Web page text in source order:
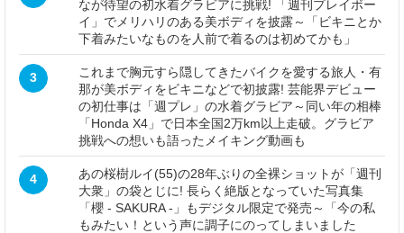
なが待望の初水着グラビアに挑戦! 「週刊プレイボー
イ」でメリハリのある美ボディを披露～「ビキニとか
下着みたいなものを人前で着るのは初めてかも」
3
これまで胸元すら隠してきたバイクを愛する旅人・有
那が美ボディをビキニなどで初披露! 芸能界デビュー
の初仕事は「週プレ」の水着グラビア～同い年の相棒
「Honda X4」で日本全国2万km以上走破。グラビア
挑戦への想いも語ったメイキング動画も
4
あの桜樹ルイ(55)の28年ぶりの全裸ショットが「週刊
大衆」の袋とじに! 長らく絶版となっていた写真集
「櫻 - SAKURA -」もデジタル限定で発売～「今の私
もみたい！という声に調子にのってしまいました